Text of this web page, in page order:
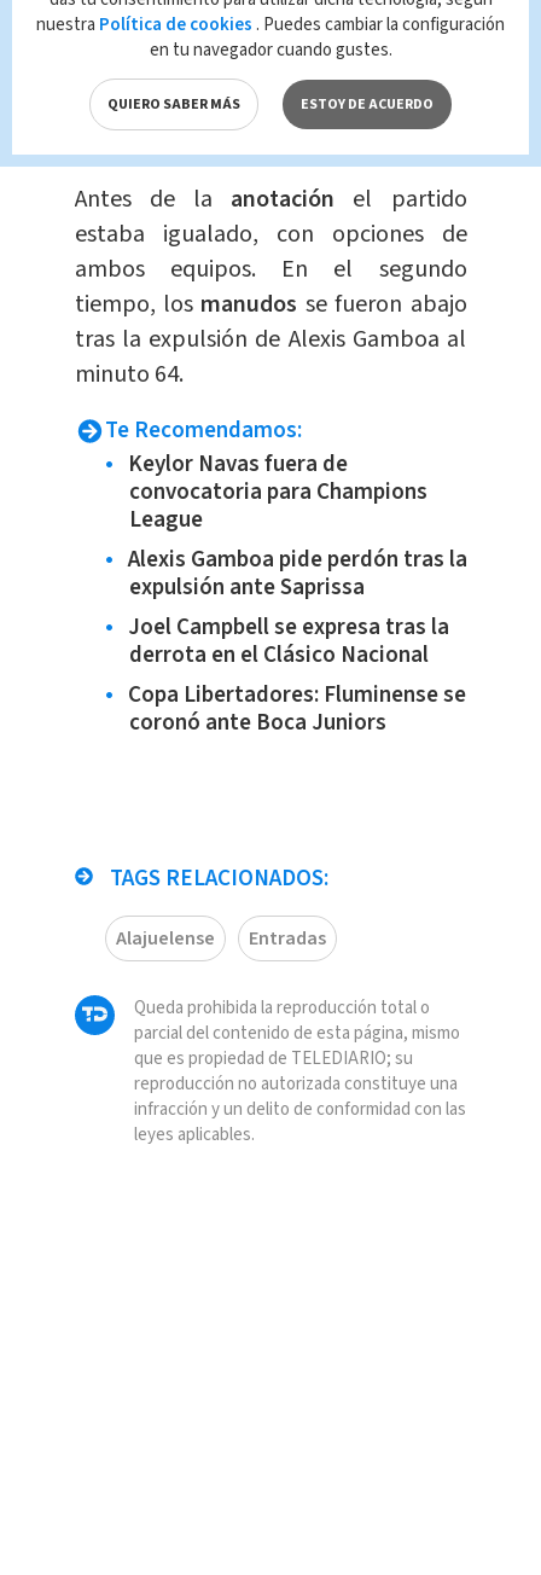
Varios jugadores quedaron tendidos y
el porteroLeonel Moreirano pudo
hacer nada, para evitar laanotaciónal
minuto 39.
Antes de la anotación el partido
estaba igualado, con opciones de
ambos equipos. En el segundo
tiempo, los manudos se fueron abajo
tras la expulsión de Alexis Gamboa al
minuto 64.
Te Recomendamos:
Keylor Navas fuera de
convocatoria para Champions
League
Alexis Gamboa pide perdón tras la
expulsión ante Saprissa
Joel Campbell se expresa tras la
derrota en el Clásico Nacional
Copa Libertadores: Fluminense se
coronó ante Boca Juniors
TAGS RELACIONADOS:
Alajuelense Entradas
Queda prohibida la reproducción total o
parcial del contenido de esta página, mismo
que es propiedad de TELEDIARIO; su
reproducción no autorizada constituye una
infracción y un delito de conformidad con las
leyes aplicables.
nuestra Política de cookies . Puedes cambiar la configuración
en tu navegador cuando gustes.
QUIERO SABER MÁS ESTOY DE ACUERDO